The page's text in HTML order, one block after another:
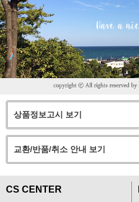
상품정보고시 보기
교환/반품/취소 안내 보기
CS CENTER